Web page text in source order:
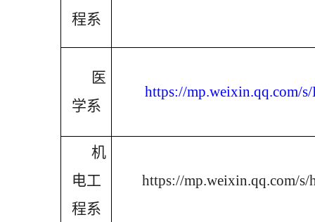
程系
医
学系
https://mp.weixin.qq.com/
机
电工
程系
https://mp.weixin.qq.com/